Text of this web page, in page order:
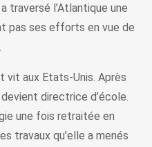
traversé l’Atlantique une
pas ses efforts en vue de
vit aux Etats-Unis. Après
directrice d’école.
une fois retraitée en
travaux qu’elle a menés